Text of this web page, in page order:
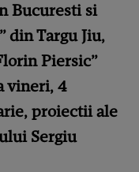
Bucuresti si
din Targu Jiu,
Piersic”
vineri, 4
proiectii ale
Sergiu